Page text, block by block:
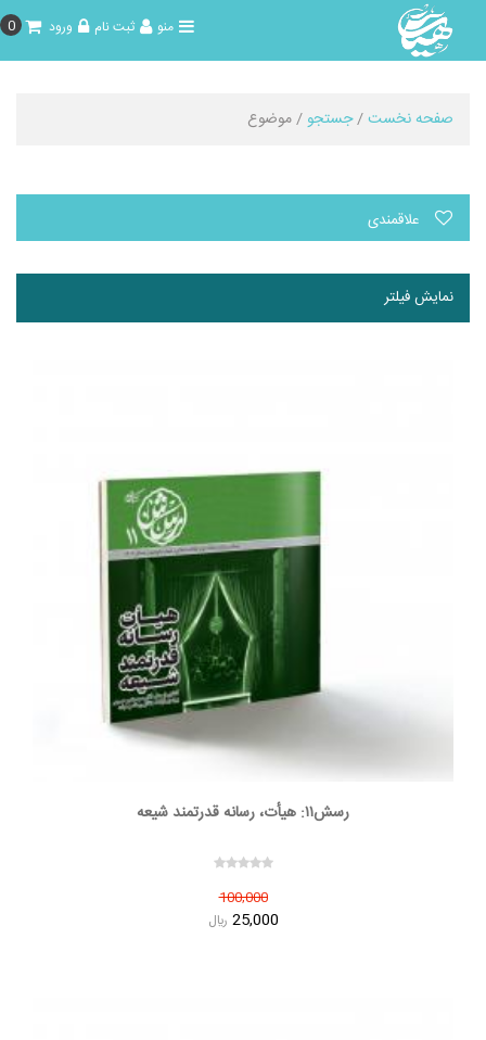
0 ورود ثبت نام منو
صفحه نخست/جستجو/ موضوع
علاقمندی
نمایش فیلتر
رسش۱۱: هیأت، رسانه قدرتمند شیعه
100,000
25,000 ريال